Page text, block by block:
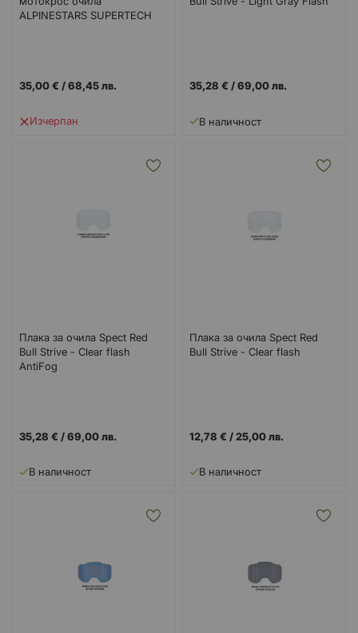
ALPINESTARS SUPERTECH
35,00 € /68,45 лв.
Изчерпан
35,28 € /69,00 лв.
В наличност
Плака за очила Spect Red
Bull Strive - Clear flash
AntiFog
35,28 € /69,00 лв.
В наличност
Плака за очила Spect Red
Bull Strive - Clear flash
12,78 € /25,00 лв.
В наличност